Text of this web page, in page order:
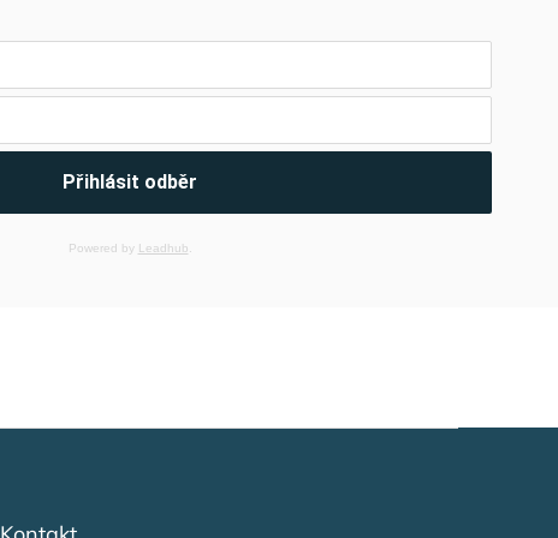
Přihlásit odběr
Powered by Leadhub.